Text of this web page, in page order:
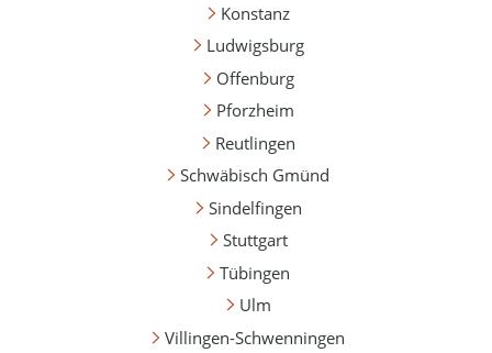
Konstanz
Ludwigsburg
Offenburg
Pforzheim
Reutlingen
Schwäbisch Gmünd
Sindelfingen
Stuttgart
Tübingen
Ulm
Villingen-Schwenningen